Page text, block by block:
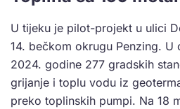
U tijeku je pilot-projekt u ulici
14. bečkom okrugu Penzing.
2024. godine 277 gradskih
grijanje i toplu vodu iz
preko toplinskih pumpi. Na 18